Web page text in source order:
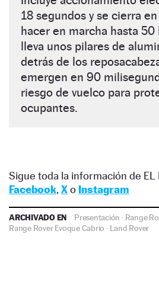
18 segundos y se cierra
hacer en marcha hasta 50
lleva unos pilares de
detrás de los
emergen en 90
riesgo de vuelco para
ocupantes.
Sigue toda la información de EL
Facebook, Xo Instagram
ARCHIVADO EN Presentación · Range
Range Rover Evoque Cabrio · Land Rover